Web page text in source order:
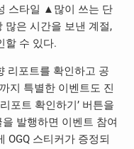
스타일 ▲많이 쓰는 단
은 시간을 보낸 계절,
할 수 있다.
리포트를 확인하고 공
지 특별한 이벤트도 진
포트 확인하기’ 버튼을
발행하면 이벤트 참여
OGQ 스티커가 증정되